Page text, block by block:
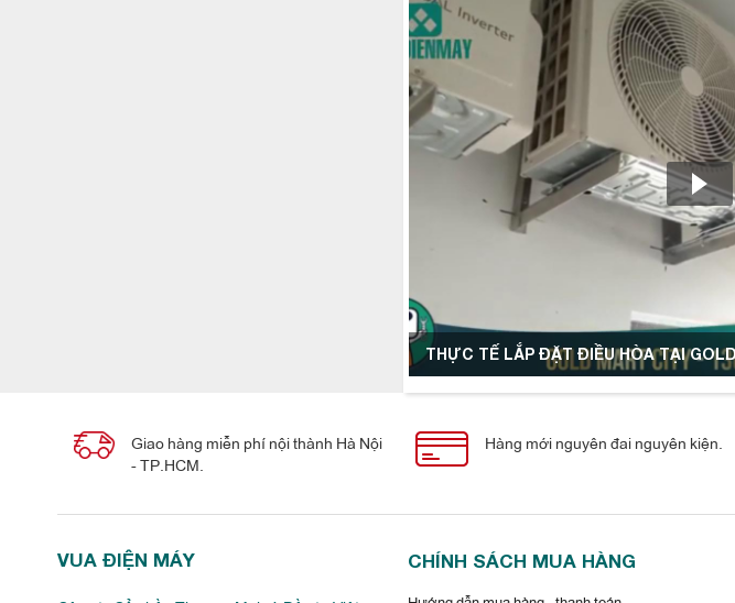
THỰC TẾ LẮP ĐẶT ĐIỀU HÒA TẠI
Giao hàng miễn phí nội thành Hà Nội
- TP.HCM.
Hàng mới nguyên đai nguyên kiện.
VUA ĐIỆN MÁY CHÍNH SÁCH MUA HÀNG